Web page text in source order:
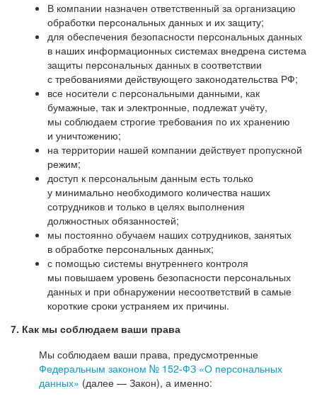
В компании назначен ответственный за организацию
обработки персональных данных и их защиту;
для обеспечения безопасности персональных данных
в наших информационных системах внедрена система
защиты персональных данных в соответствии
с требованиями действующего законодательства РФ;
все носители с персональными данными, как
бумажные, так и электронные, подлежат учёту,
мы соблюдаем строгие требования по их хранению
и уничтожению;
на территории нашей компании действует пропускной
режим;
доступ к персональным данным есть только
у минимально необходимого количества наших
сотрудников и только в целях выполнения
должностных обязанностей;
мы постоянно обучаем наших сотрудников, занятых
в обработке персональных данных;
с помощью системы внутреннего контроля
мы повышаем уровень безопасности персональных
данных и при обнаружении несоответствий в самые
короткие сроки устраняем их причины.
7. Как мы соблюдаем ваши права
Мы соблюдаем ваши права, предусмотренные
Федеральным законом № 152-ФЗ «О персональных
данных» (далее — Закон), а именно: